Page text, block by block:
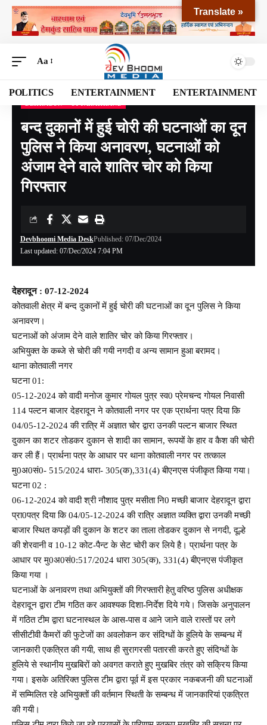
Aa
POLITICS ENTERTAINMENT ENTERTAINMENT
Devbhoomi Media>Blog >NATIONAL> UTTARAKHAND>DEHRADUN>बन्द
बन्द दुकानों में हुई चोरी की घटनाओं का दून
पुलिस ने किया अनावरण, घटनाओं को
अंजाम देने वाले शातिर चोर को किया
गिरफ्तार
Last updated: 07/Dec/2024 7:04 PM
Devbhoomi Media DeskPublished: 07/Dec/2024
देहरादून : 07-12-2024
कोतवाली क्षेत्र में बन्द दुकानों में हुई चोरी की घटनाओं का दून पुलिस ने किया
अनावरण।
घटनाओं को अंजाम देने वाले शातिर चोर को किया गिरफ्तार।
अभियुक्त के कब्जे से चोरी की गयी नगदी व अन्य सामान हुआ बरामद।
थाना कोतवाली नगर
घटना 01:
05-12-2024 को वादी मनोज कुमार गोयल पुत्र स्व0 प्रेमचन्द गोयल निवासी
114 पल्टन बाजार देहरादून ने कोतवाली नगर पर एक प्रार्थना पत्र दिया कि
04/05-12-2024 की रात्रि में अज्ञात चोर द्वारा उनकी पल्टन बाजार स्थित
दुकान का शटर तोडकर दुकान से शादी का सामान, रूपयों के हार व कैश की चोरी
कर ली हैं। प्रार्थना पत्र के आधार पर थाना कोतवाली नगर पर तत्काल
मु0अ0सं0- 515/2024 धारा- 305(क),331(4) बीएनएस पंजीकृत किया गया।
घटना 02 :
06-12-2024 को वादी श्री नौशाद पुत्र मसीता नि0 मच्छी बाजार देहरादून द्वारा
प्रा0पत्र दिया कि 04/05-12-2024 की रात्रि अज्ञात व्यक्ति द्वारा उनकी मच्छी
बाजार स्थित कपड़ों की दुकान के शटर का ताला तोडकर दुकान से नगदी, दूल्हे
की शेरवानी व 10-12 कोट-पैन्ट के सेट चोरी कर लिये है। प्रार्थना पत्र के
आधार पर मु0अ0सं0:517/2024 धारा 305(क), 331(4) बीएनएस पंजीकृत
किया गया ।
घटनाओं के अनावरण तथा अभियुक्तों की गिरफ्तारी हेतु वरिष्ठ पुलिस अधीक्षक
देहरादून द्वारा टीम गठित कर आवश्यक दिशा-निर्देश दिये गये। जिसके अनुपालन
में गठित टीम द्वारा घटनास्थल के आस-पास व आने जाने वाले रास्तों पर लगे
सीसीटीवी कैमरों की फुटेजों का अवलोकन कर संदिग्धों के हुलिये के सम्बन्ध में
जानकारी एकत्रित की गयी, साथ ही सुरागरसी पतारसी करते हुए संदिग्धों के
हुलिये से स्थानीय मुखबिरों को अवगत कराते हुए मुखबिर तंत्र को सक्रिय किया
गया। इसके अतिरिक्त पुलिस टीम द्वारा पूर्व में इस प्रकार नकबजनी की घटनाओं
में सम्मिलित रहे अभियुक्तों की वर्तमान स्थिती के सम्बन्ध में जानकारियां एकत्रित
की गयी।
Translate »